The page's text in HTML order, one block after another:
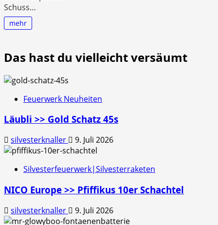
Schuss…
mehr
Das hast du vielleicht versäumt
Feuerwerk Neuheiten
Läubli >> Gold Schatz 45s
silvesterknaller 9. Juli 2026
Silvesterfeuerwerk|Silvesterraketen
NICO Europe >> Pfiffikus 10er Schachtel
silvesterknaller 9. Juli 2026